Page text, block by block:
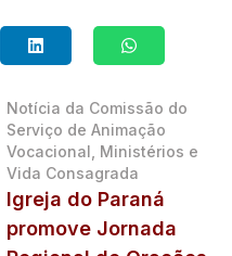
Notícia da Comissão do
Serviço de Animação
Vocacional, Ministérios e
Vida Consagrada
Igreja do Paraná
promove Jornada